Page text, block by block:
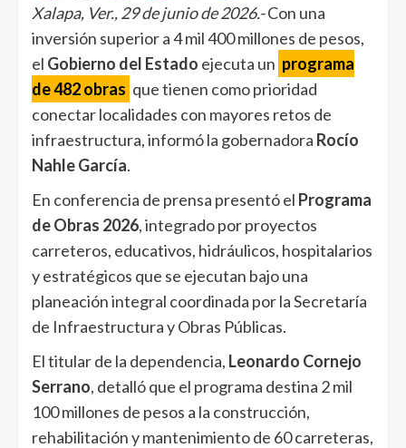
Xalapa, Ver., 29 de junio de 2026.-Con una
inversión superior a 4 mil 400 millones de pesos,
el Gobierno del Estado ejecuta un programa
de 482 obras que tienen como prioridad
conectar localidades con mayores retos de
infraestructura, informó la gobernadora Rocío
Nahle García.
En conferencia de prensa presentó el Programa
de Obras 2026, integrado por proyectos
carreteros, educativos, hidráulicos, hospitalarios
y estratégicos que se ejecutan bajo una
planeación integral coordinada por la Secretaría
de Infraestructura y Obras Públicas.
El titular de la dependencia, Leonardo Cornejo
Serrano, detalló que el programa destina 2 mil
100 millones de pesos a la construcción,
rehabilitación y mantenimiento de 60 carreteras,